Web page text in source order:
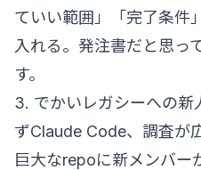
ていい範囲」「完了条件
入れる。発注書だと思っ
す。
3. でかいレガシーへの
ずClaude Code、調査が
巨大なrepoに新メンバー